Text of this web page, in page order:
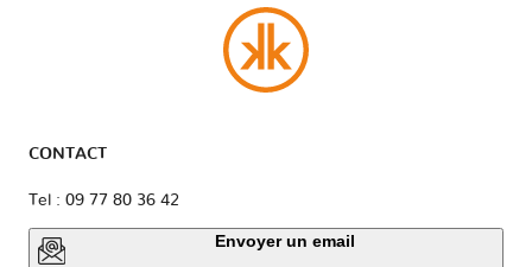
CONTACT
Tel : 09 77 80 36 42
Envoyer un email